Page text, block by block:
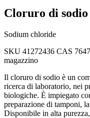
Cloruro di sodio
Sodium chloride
SKU 41272436 CAS
magazzino
Il cloruro di sodio è un
ricerca di laboratorio, nei
biologiche. È impiegato
preparazione di tamponi,
Disponibile in alta